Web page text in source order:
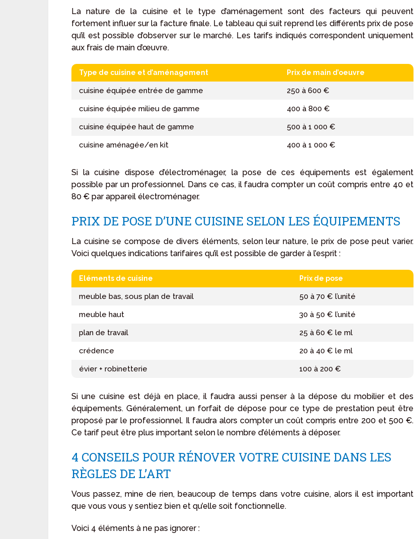
La nature de la cuisine et le type d’aménagement sont des facteurs qui peuvent
fortement influer sur la facture finale. Le tableau qui suit reprend les différents prix de pose
qu’il est possible d’observer sur le marché. Les tarifs indiqués correspondent uniquement
aux frais de main d’œuvre.
Type de cuisine et d’aménagement Prix de main d’oeuvre
cuisine équipée entrée de gamme
250 à 600 €
cuisine équipée milieu de gamme
400 à 800 €
cuisine équipée haut de gamme
500 à 1 000 €
cuisine aménagée/en kit
400 à 1 000 €
Si la cuisine dispose d’électroménager, la pose de ces équipements est également
possible par un professionnel. Dans ce cas, il faudra compter un coût compris entre 40 et
80 € par appareil électroménager.
PRIX DE POSE D’UNE CUISINE SELON LES ÉQUIPEMENTS
La cuisine se compose de divers éléments, selon leur nature, le prix de pose peut varier.
Voici quelques indications tarifaires qu’il est possible de garder à l’esprit :
Eléments de cuisine Prix de pose
meuble bas, sous plan de travail
50 à 70 € l’unité
meuble haut
30 à 50 € l’unité
plan de travail
25 à 60 € le ml
crédence
20 à 40 € le ml
évier + robinetterie
100 à 200 €
Si une cuisine est déjà en place, il faudra aussi penser à la dépose du mobilier et des
équipements. Généralement, un forfait de dépose pour ce type de prestation peut être
proposé par le professionnel. Il faudra alors compter un coût compris entre 200 et 500 €.
Ce tarif peut être plus important selon le nombre d’éléments à déposer.
4 CONSEILS POUR RÉNOVER VOTRE CUISINE DANS LES
RÈGLES DE L’ART
Vous passez, mine de rien, beaucoup de temps dans votre cuisine, alors il est important
que vous vous y sentiez bien et qu’elle soit fonctionnelle.
Voici 4 éléments à ne pas ignorer :